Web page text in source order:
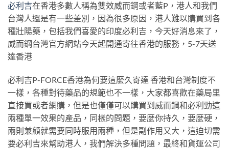
必利吉在香港多數人稱為雙效威而鋼或者藍P，港人和我們
台灣人還是有一些差別，因為很多原因，港人難以購買到各
種壯陽藥，包括我們喜愛的印度必利吉，今天好消息來了，
威而鋼台灣官方網站今天起開通寄往香港的服務，5-7天送
達香港
必利吉P-FORCE香港為何要這麼久寄達 香港和台灣制度不
一樣，各種對待藥品的規範也不一樣，大家都喜歡在藥局里
直接買或者網購，但是也僅僅可以購買到威而鋼和必利勁這
兩種單一效果的產品，同樣的問題，要麼你持久，要麼硬，
兩則兼顧就需要同時服用兩種，但是副作用又大，這迫切需
要必利吉來幫助港人，我們解決多種問題，最終和貨運公司